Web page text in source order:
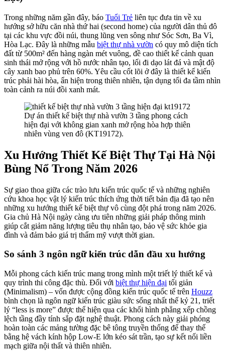
Trong những năm gần đây, báo Tuổi Trẻ liên tục đưa tin về xu
hướng sở hữu căn nhà thứ hai (second home) của người dân thủ đô
tại các khu vực đồi núi, thung lũng ven sông như Sóc Sơn, Ba Vì,
Hòa Lạc. Đây là những mẫu biệt thự nhà vườn có quy mô diện tích
đất từ 500m² đến hàng ngàn mét vuông, đề cao thiết kế cảnh quan
sinh thái mở rộng với hồ nước nhân tạo, lối đi dạo lát đá và mật độ
cây xanh bao phủ trên 60%. Yêu cầu cốt lõi ở đây là thiết kế kiến
trúc phải hài hòa, ẩn hiện trong thiên nhiên, tận dụng tối đa tầm nhìn
toàn cảnh ra núi đồi xanh mát.
Dự án thiết kế biệt thự nhà vườn 3 tầng phong cách
hiện đại với không gian xanh mở rộng hòa hợp thiên
nhiên vùng ven đô (KT19172).
Xu Hướng Thiết Kế Biệt Thự Tại Hà Nội
Bùng Nổ Trong Năm 2026
Sự giao thoa giữa các trào lưu kiến trúc quốc tế và những nghiên
cứu khoa học vật lý kiến trúc thích ứng thời tiết bản địa đã tạo nên
những xu hướng thiết kế biệt thự vô cùng đột phá trong năm 2026.
Gia chủ Hà Nội ngày càng ưu tiên những giải pháp thông minh
giúp cắt giảm năng lượng tiêu thụ nhân tạo, bảo vệ sức khỏe gia
đình và đảm bảo giá trị thẩm mỹ vượt thời gian.
So sánh 3 ngôn ngữ kiến trúc dẫn đầu xu hướng
Mỗi phong cách kiến trúc mang trong mình một triết lý thiết kế và
quy trình thi công đặc thù. Đối với biệt thự hiện đại tối giản
(Minimalism) – vốn được cộng đồng kiến trúc quốc tế trên Houzz
bình chọn là ngôn ngữ kiến trúc giàu sức sống nhất thế kỷ 21, triết
lý “less is more” được thể hiện qua các khối hình phẳng xếp chồng
lệch tầng đầy tính sắp đặt nghệ thuật. Phong cách này giải phóng
hoàn toàn các mảng tường đặc bê tông truyền thống để thay thế
bằng hệ vách kính hộp Low-E lớn kéo sát trần, tạo sự kết nối liền
mạch giữa nội thất và thiên nhiên.